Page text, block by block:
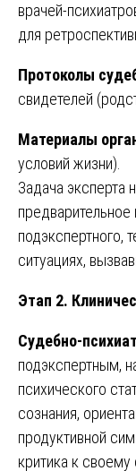
врачей-
для
Протоколы
свидетелей
Материалы
условий жизни).
Задача эксперта
предварительное
подэкспертного,
ситуациях,
Этап 2.
Судебно-
подэкспертным,
психического
сознания,
продуктивной
критика к